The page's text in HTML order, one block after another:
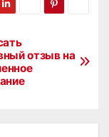
отзыв на